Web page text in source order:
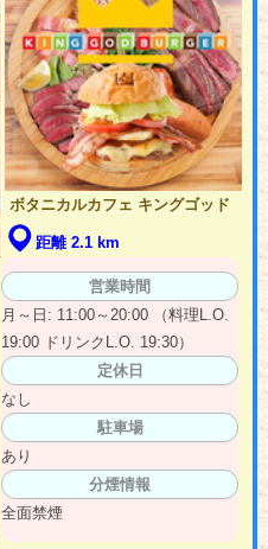
ボタニカルカフェ キングゴッド
距離 2.1 km
営業時間
月～日: 11:00～20:00 （料理L.O.
19:00 ドリンクL.O. 19:30）
定休日
なし
駐車場
あり
分煙情報
全面禁煙